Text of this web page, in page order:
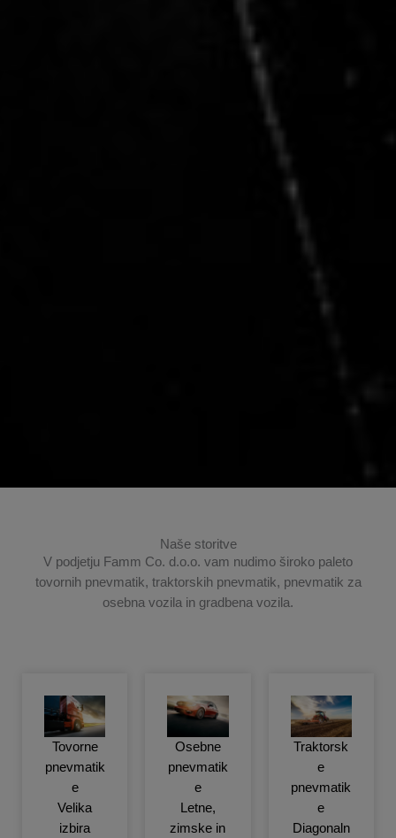
Naše storitve
V podjetju Famm Co. d.o.o. vam nudimo široko paleto
tovornih pnevmatik, traktorskih pnevmatik, pnevmatik za
osebna vozila in gradbena vozila.
Tovorne
pnevmatik
e
Velika
izbira
Osebne
pnevmatik
e
Letne,
zimske in
Traktorsk
e
pnevmatik
e
Diagonaln